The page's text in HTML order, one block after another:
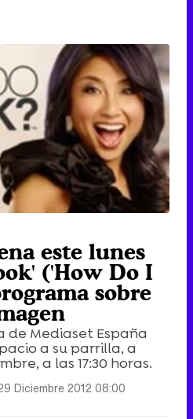
este lunes
('How Do I
sobre
de Mediaset España
a su parrilla, a
a las 17:30 horas.
Diciembre 2012 08:00